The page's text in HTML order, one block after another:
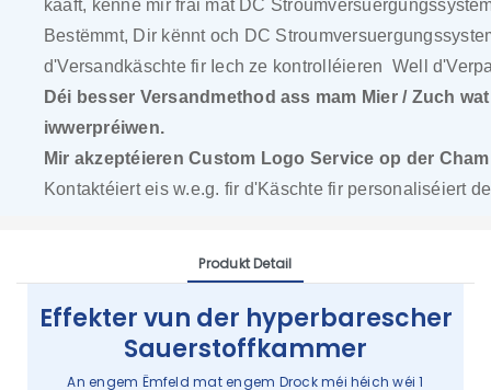
kaaft, kënne mir fräi mat DC
Bestëmmt, Dir kënnt och DC
d'Versandkäschte fir Iech ze kontrolléieren Well
Déi besser Versandmethod ass mam Mier / Zuch
iwwerpréiwen.
Mir akzeptéieren Custom Logo Service op der
Kontaktéiert eis w.e.g. fir d'Käschte fir personaliséiert
Produkt Detail
Effekter vun der hyperbarescher
Sauerstoffkammer
An engem Ëmfeld mat engem Drock méi héich wéi 1